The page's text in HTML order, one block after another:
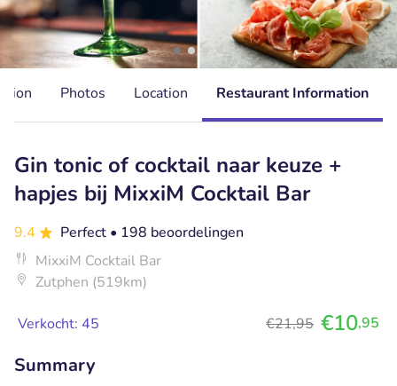
Photos Location Restaurant Information
Gin tonic of cocktail naar keuze +
hapjes bij MixxiM Cocktail Bar
9.4 Perfect • 198 beoordelingen
MixxiM Cocktail Bar
Zutphen (519km)
Verkocht: 45 €21,95 €10,95
Summary